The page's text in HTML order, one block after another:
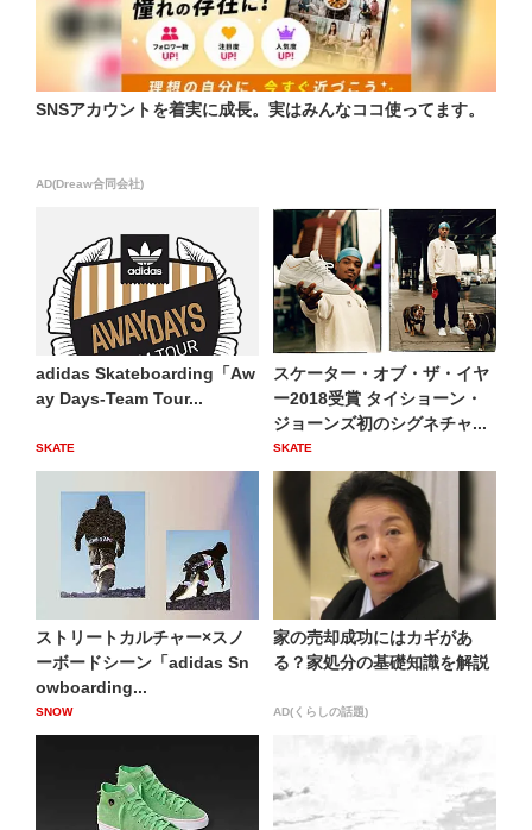
SNSアカウントを着実に成長。実はみんなココ使ってます。
AD(Dreaw合同会社)
adidas Skateboarding「Aw
ay Days-Team Tour...
SKATE
スケーター・オブ・ザ・イヤ
ー2018受賞 タイショーン・
ジョーンズ初のシグネチャ...
SKATE
ストリートカルチャー×スノ
ーボードシーン「adidas Sn
owboarding...
SNOW
家の売却成功にはカギがあ
る？家処分の基礎知識を解説
AD(くらしの話題)